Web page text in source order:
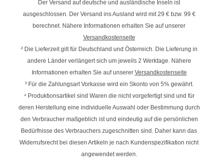
Der Versand auf deutsche und ausländische Inseln ist
ausgeschlossen. Der Versand ins Ausland wird mit29 € bzw. 99 €
berechnet. Nähere Informationen erhalten Sie auf unserer
Versandkostenseite
² Die Lieferzeit gilt für Deutschland und Österreich. Die Lieferung in
andere Länder verlängert sich um jeweils 2 Werktage. Nähere
Informationen erhalten Sie auf unserer Versandkostenseite
³ Für die Zahlungsart Vorkasse wird ein Skonto von 5% gewährt.
⁴ Produktionsartikel sind Waren die nicht vorgefertigt sind und für
deren Herstellung eine individuelle Auswahl oder Bestimmung durch
den Verbraucher maßgeblich ist und eindeutig auf die persönlichen
Bedürfnisse des Verbrauchers zugeschnitten sind. Daher kann das
Widerrufsrecht bei diesen Artikeln je nach Kundenspezifikation nicht
angewendet werden.